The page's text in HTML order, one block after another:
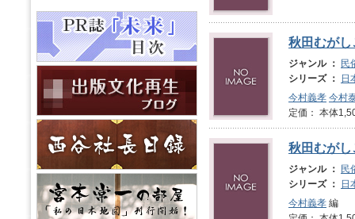
秋田むがし
ジャンル ：
民
シリーズ ：
日
今村義孝 今村
定価： 本体
秋田むがし
ジャンル ：
民
シリーズ ：
日
今村義孝 編